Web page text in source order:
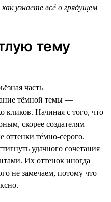
узнаете всё о грядущем
тему
часть
тёмной темы —
кликов. Начиная с того, что
скорее создателям
оттенки тёмно-серого.
удачного сочетания
Их оттенок иногда
не замечаем, потому что